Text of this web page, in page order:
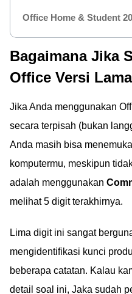
Office Home & Student
Bagaimana Jika
Office Versi
Jika Anda menggunakan
secara terpisah (bukan
Anda masih bisa
komputermu, meskipun
adalah menggunakan
melihat 5 digit terakhirnya.
Lima digit ini sangat
mengidentifikasi kunci
beberapa catatan. Kalau
detail soal ini, Jaka sudah